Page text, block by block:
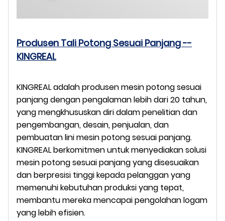
Produsen Tali Potong Sesuai Panjang --
KINGREAL
KINGREAL adalah produsen mesin potong sesuai
panjang dengan pengalaman lebih dari 20 tahun,
yang mengkhususkan diri dalam penelitian dan
pengembangan, desain, penjualan, dan
pembuatan lini mesin potong sesuai panjang.
KINGREAL berkomitmen untuk menyediakan solusi
mesin potong sesuai panjang yang disesuaikan
dan berpresisi tinggi kepada pelanggan yang
memenuhi kebutuhan produksi yang tepat,
membantu mereka mencapai pengolahan logam
yang lebih efisien.